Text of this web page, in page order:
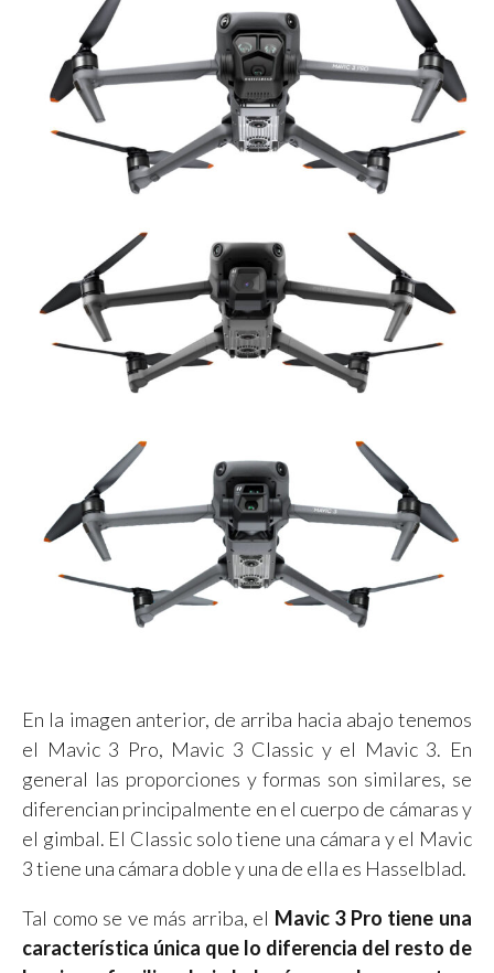
En la imagen anterior, de arriba hacia abajo tenemos
el Mavic 3 Pro, Mavic 3 Classic y el Mavic 3. En
general las proporciones y formas son similares, se
diferencian principalmente en el cuerpo de cámaras y
el gimbal. El Classic solo tiene una cámara y el Mavic
3 tiene una cámara doble y una de ella es Hasselblad.
Tal como se ve más arriba, el Mavic 3 Pro tiene una
característica única que lo diferencia del resto de